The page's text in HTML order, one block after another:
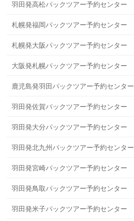
羽田発高松パックツアー予約センター
札幌発福岡パックツアー予約センター
札幌発大阪パックツアー予約センター
大阪発札幌パックツアー予約センター
鹿児島発羽田パックツアー予約センター
羽田発佐賀パックツアー予約センター
羽田発大分パックツアー予約センター
羽田発北九州パックツアー予約センター
羽田発宮崎パックツアー予約センター
羽田発鳥取パックツアー予約センター
羽田発米子パックツアー予約センター